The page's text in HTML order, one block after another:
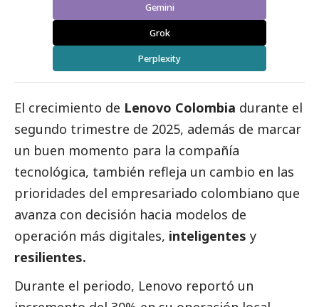
Gemini
Grok
Perplexity
El crecimiento de Lenovo Colombia durante el
segundo trimestre de 2025, además de marcar
un buen momento para la compañía
tecnológica, también refleja un cambio en las
prioridades del empresariado colombiano que
avanza con decisión hacia modelos de
operación más digitales, inteligentes y
resilientes.
Durante el periodo, Lenovo reportó un